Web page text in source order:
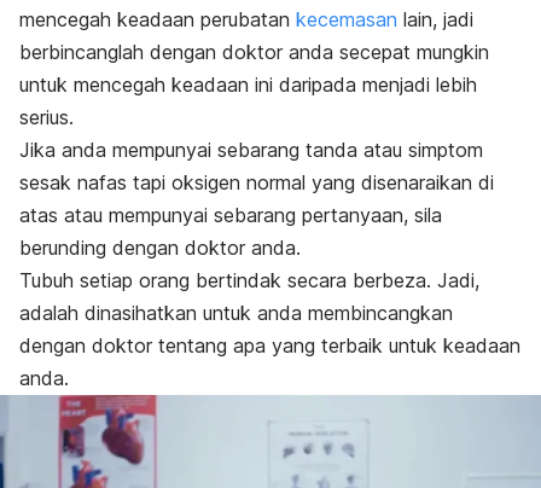
mencegah keadaan perubatan kecemasan lain, jadi
berbincanglah dengan doktor anda secepat mungkin
untuk mencegah keadaan ini daripada menjadi lebih
serius.
Jika anda mempunyai sebarang tanda atau simptom
sesak nafas tapi oksigen normal yang disenaraikan di
atas atau mempunyai sebarang pertanyaan, sila
berunding dengan doktor anda.
Tubuh setiap orang bertindak secara berbeza. Jadi,
adalah dinasihatkan untuk anda membincangkan
dengan doktor tentang apa yang terbaik untuk keadaan
anda.